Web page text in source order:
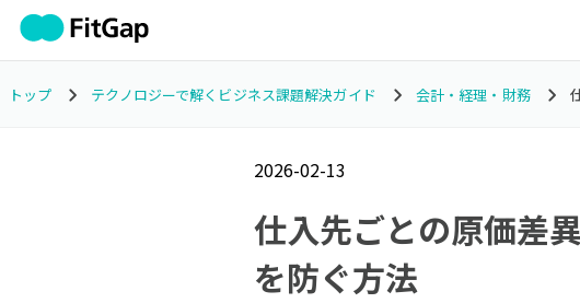
トップ テクノロジーで解くビジネス課題解決ガイド 会計・経理・財務
2026-02-13
仕入先ごとの原価差
を防ぐ方法